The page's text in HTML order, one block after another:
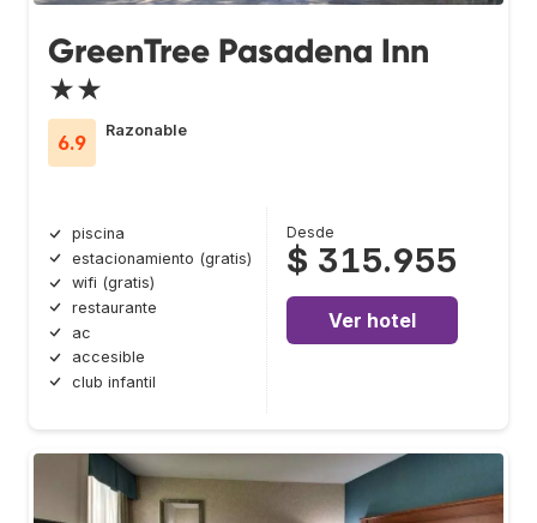
GreenTree Pasadena Inn
★★
6.9
Razonable
piscina
estacionamiento (gratis)
wifi (gratis)
restaurante
ac
accesible
club infantil
Desde
$ 315.955
Ver hotel